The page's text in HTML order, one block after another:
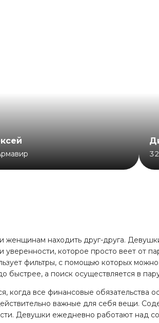
32
женщинам находить друг-друга.
которое просто веет от
фильтры, с помощью которых можно
быстрее, а поиск осуществляется в
все финансовые обязательства
важные для себя вещи.
Девушки ежедневно работают над